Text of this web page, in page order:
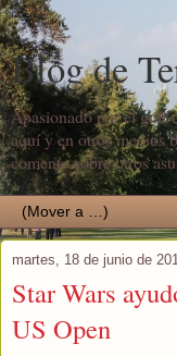
Blog de
Apasionado por el golf
aquí y en otros medios
comento sobre otros
martes, 18 de junio de
Star Wars
US Open